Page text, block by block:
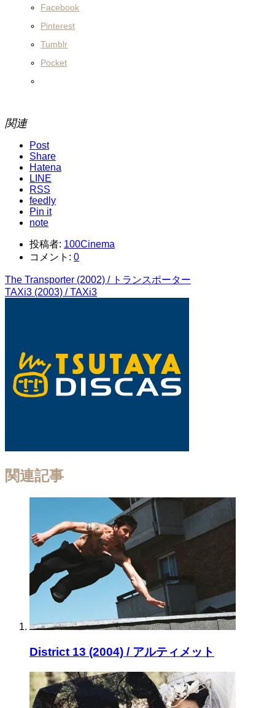
Facebook
Pinterest
Tumblr
Pocket
関連
Post
Share
Hatena
LINE
RSS
feedly
Pin it
note
投稿者: 100Cinema
コメント: 0
The Transporter (2002) / トランスポーター
TAXi3 (2003) / TAXi3
関連記事
District 13 (2004) / アルティメット